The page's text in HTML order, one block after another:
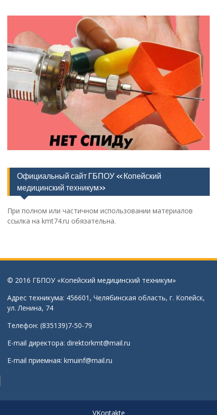
Официальный сайт ГБПОУ «Копейский
медицинский техникум»
При полном или частичном использовании материалов
ссылка на kmt74.ru обязательна.
© 2016 ГБПОУ «Копейский медицинский техникум»
Адрес техникума: 456601, Челябинская область, г. Копейск,
ул. Ленина, 74
Телефон: (835139)7-50-79
E-mail директора: direktorkmt@mail.ru
E-mail приемная: kmuinf@mail.ru
VKontakte